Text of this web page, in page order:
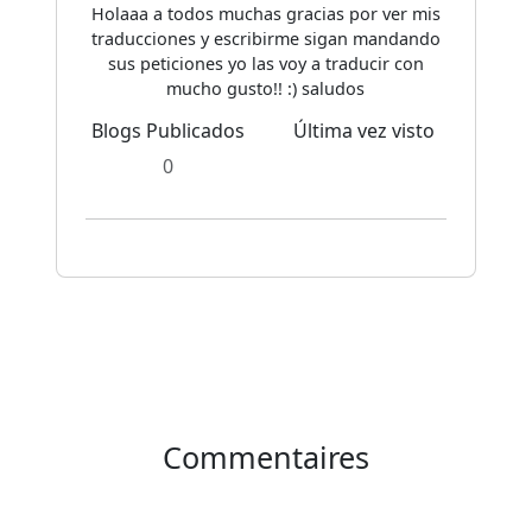
Holaaa a todos muchas gracias por ver mis
traducciones y escribirme sigan mandando
sus peticiones yo las voy a traducir con
mucho gusto!! :) saludos
Blogs Publicados
0
Última vez visto
Commentaires